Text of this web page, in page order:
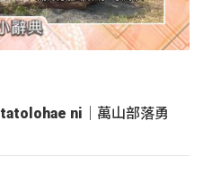
tatolohae ni｜萬山部落勇